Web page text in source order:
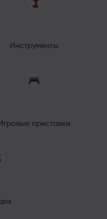
Инструменты
Игровые приставки